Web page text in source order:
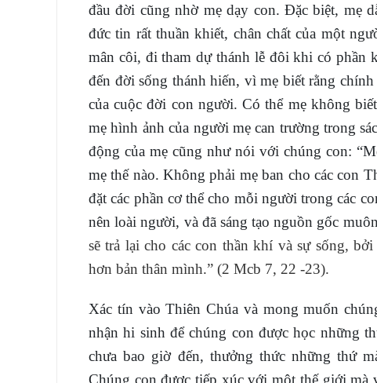
đầu đời cũng nhờ mẹ dạy con. Đặc biệt, mẹ
đức tin rất thuần khiết, chân chất của một
mân côi, đi tham dự thánh lễ đôi khi có phần
đến đời sống thánh hiến, vì mẹ biết rằng
của cuộc đời con người. Có thể mẹ không
mẹ hình ảnh của người mẹ can trường trong
động của mẹ cũng như nói với chúng con:
mẹ thế nào. Không phải mẹ ban cho các con
đặt các phần cơ thể cho mỗi người trong các
nên loài người, và đã sáng tạo nguồn gốc
sẽ trả lại cho các con thần khí và sự sống,
hơn bản thân mình.” (2 Mcb 7, 22 -23).
Xác tín vào Thiên Chúa và mong muốn
nhận hi sinh để chúng con được học những
chưa bao giờ đến, thưởng thức những thứ
Chúng con được tiếp xúc với một thế giới mà